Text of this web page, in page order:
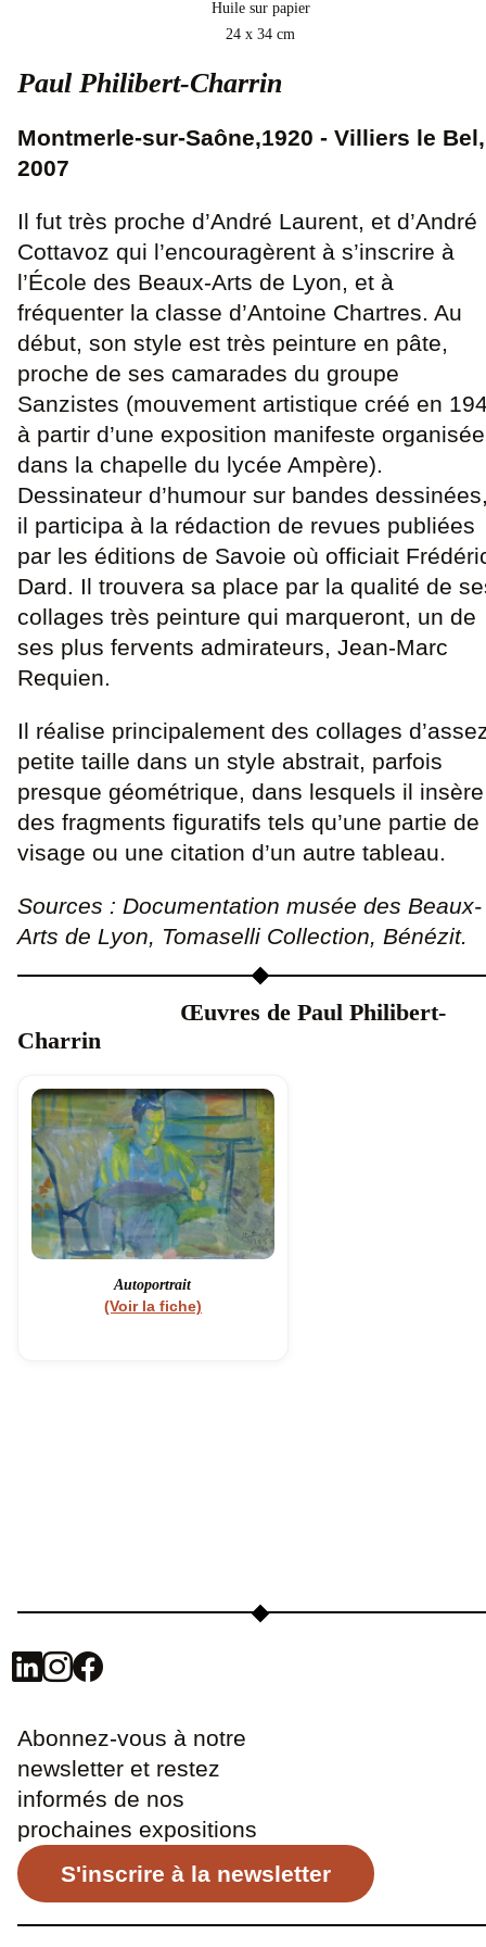
Huile sur papier
24 x 34 cm
Paul Philibert-Charrin
Montmerle-sur-Saône,1920 - Villiers le Bel,
2007
Il fut très proche d’André Laurent, et d’André
Cottavoz qui l’encouragèrent à s’inscrire à
l’École des Beaux-Arts de Lyon, et à
fréquenter la classe d’Antoine Chartres. Au
début, son style est très peinture en pâte,
proche de ses camarades du groupe
Sanzistes (mouvement artistique créé en
à partir d’une exposition manifeste organisée
dans la chapelle du lycée Ampère).
Dessinateur d’humour sur bandes
il participa à la rédaction de revues publiées
par les éditions de Savoie où officiait
Dard. Il trouvera sa place par la qualité de
collages très peinture qui marqueront, un de
ses plus fervents admirateurs, Jean-Marc
Requien.
Il réalise principalement des collages
petite taille dans un style abstrait, parfois
presque géométrique, dans lesquels il insère
des fragments figuratifs tels qu’une partie de
visage ou une citation d’un autre tableau.
Sources : Documentation musée des Beaux-
Arts de Lyon, Tomaselli Collection, Bénézit.
Œuvres de Paul Philibert-
Charrin
Autoportrait
(Voir la fiche)
Abonnez-vous à notre
newsletter et restez
informés de nos
prochaines expositions
S'inscrire à la newsletter